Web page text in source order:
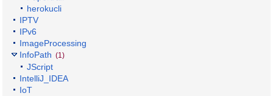
herokucli
IPTV
IPv6
ImageProcessing
InfoPath (1)
JScript
IntelliJ_IDEA
IoT